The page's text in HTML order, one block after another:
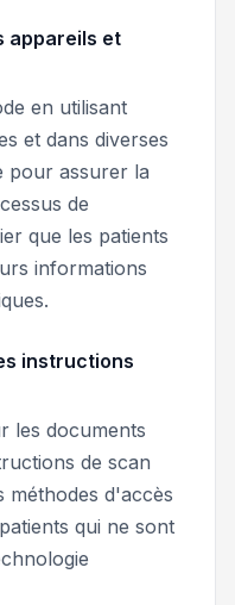
appareils et
en utilisant
et dans diverses
pour assurer la
de
que les patients
informations
instructions
les documents
de scan
méthodes d'accès
qui ne sont